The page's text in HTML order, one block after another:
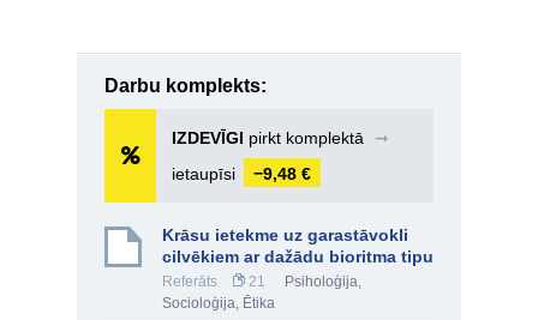
Darbu komplekts:
IZDEVĪGI pirkt komplektā
➞
ietaupīsi
−9,48 €
Krāsu ietekme uz garastāvokli
cilvēkiem ar dažādu bioritma tipu
Referāts 21 Psiholoģija,
Socioloģija, Ētika